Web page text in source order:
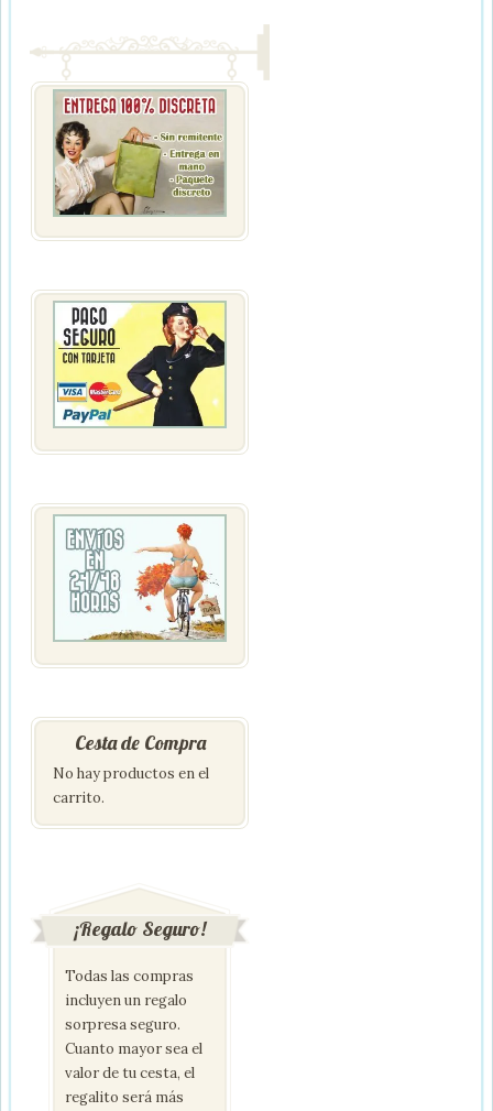
Cesta de Compra
No hay productos en el
carrito.
¡Regalo Seguro!
Todas las compras
incluyen un regalo
sorpresa seguro.
Cuanto mayor sea el
valor de tu cesta, el
regalito será más